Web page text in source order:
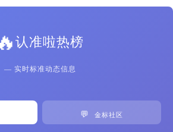
认准啦热榜
— 实时标准动态信息
💬 金标社区